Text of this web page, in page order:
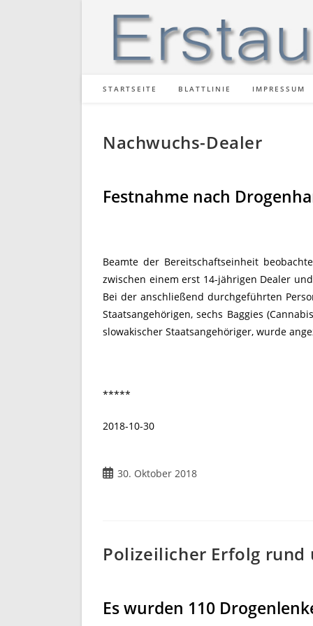
STARTSEITE BLATTLINIE IMPRESSUM
Nachwuchs-Dealer
Festnahme nach
Beamte der Bereitschaftseinheit
zwischen einem erst 14-jährigen Dealer
Bei der anschließend durchgeführten
Staatsangehörigen, sechs Baggies
slowakischer Staatsangehöriger, wurde
*****
2018-10-30
Beitrag
30. Oktober 2018
Polizeilicher Erfolg rund
Es wurden 110